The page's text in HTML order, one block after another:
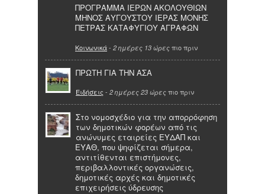
ΠΡΟΓΡΑΜΜΑ ΙΕΡΩΝ ΑΚΟΛΟΥΘΙΩΝ
ΜΗΝΟΣ ΑΥΓΟΥΣΤΟΥ ΙΕΡΑΣ ΜΟΝΗΣ
ΠΕΤΡΑΣ ΚΑΤΑΦΥΓΙΟΥ ΑΓΡΑΦΩΝ
Κοινωνικά- 2 ημέρες 13 ώρες πιο πριν
ΠΡΩΤΗ ΓΙΑ ΤΗΝ ΑΣΑ
Ειδήσεις - 2 ημέρες 23 ώρες πιο πριν
Στο νομοσχέδιο για την απορρόφηση
των δημοτικών φορέων από τις
ανώνυμες εταιρείες ΕΥΔΑΠ και
ΕΥΑΘ, που ψηφίζεται σήμερα,
αντιτίθενται επιστήμονες,
περιβαλλοντικές οργανώσεις,
δημοτικές αρχές και δημοτικές
επιχειρήσεις ύδρευσης